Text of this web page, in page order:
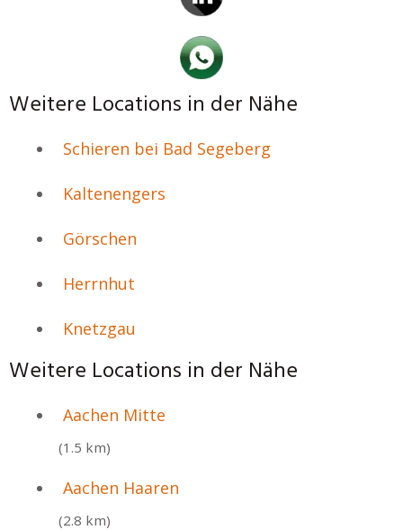
Weitere Locations in der Nähe
Schieren bei Bad Segeberg
Kaltenengers
Görschen
Herrnhut
Knetzgau
Weitere Locations in der Nähe
Aachen Mitte
(1.5 km)
Aachen Haaren
(2.8 km)